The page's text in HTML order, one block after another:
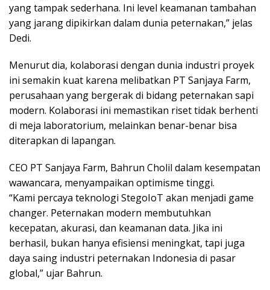
yang tampak sederhana. Ini level keamanan tambahan
yang jarang dipikirkan dalam dunia peternakan,” jelas
Dedi.
Menurut dia, kolaborasi dengan dunia industri proyek
ini semakin kuat karena melibatkan PT Sanjaya Farm,
perusahaan yang bergerak di bidang peternakan sapi
modern. Kolaborasi ini memastikan riset tidak berhenti
di meja laboratorium, melainkan benar-benar bisa
diterapkan di lapangan.
CEO PT Sanjaya Farm, Bahrun Cholil dalam kesempatan
wawancara, menyampaikan optimisme tinggi.
“Kami percaya teknologi StegoIoT akan menjadi game
changer. Peternakan modern membutuhkan
kecepatan, akurasi, dan keamanan data. Jika ini
berhasil, bukan hanya efisiensi meningkat, tapi juga
daya saing industri peternakan Indonesia di pasar
global,” ujar Bahrun.